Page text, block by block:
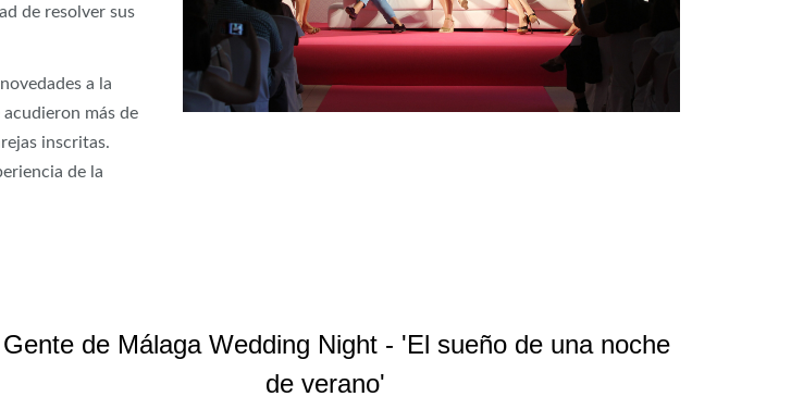
de resolver sus
a la
más de
inscritas.
de la
de Málaga Wedding Night - 'El sueño de una noche
de verano'